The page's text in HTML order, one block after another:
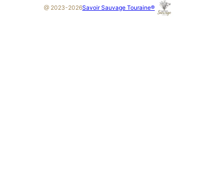
@ 2023-2026Savoir Sauvage Touraine®